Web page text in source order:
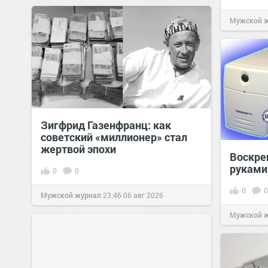
Мужской
Зигфрид Газенфранц: как
советский «миллионер» стал
жертвой эпохи
0 0
Мужской журнал 23:4606 авг 2026
руками
0 0
Мужской